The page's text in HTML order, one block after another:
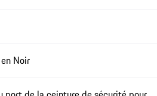
Noir